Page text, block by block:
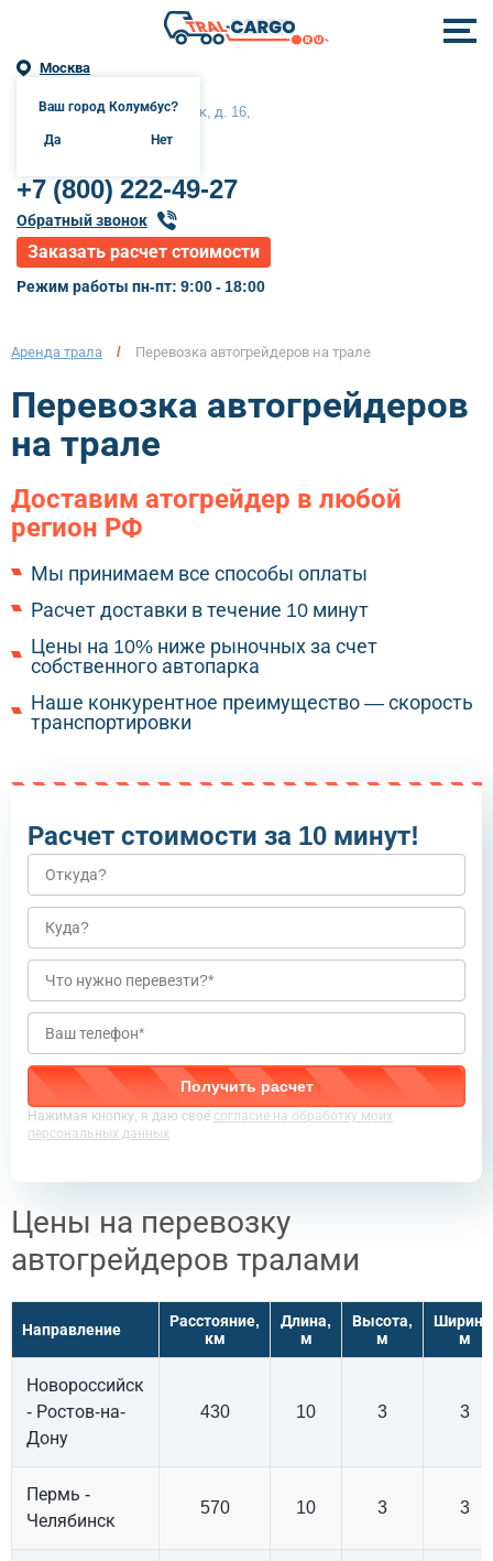
Москва
Ваш город Колумбус?
Да Нет
Москва, Сходненский тупик, д. 16,
+7 (800) 222-49-27
Обратный звонок
Заказать расчет стоимости
Режим работы пн-пт: 9:00 - 18:00
Аренда трала / Перевозка автогрейдеров на трале
Перевозка автогрейдеров
на трале
Доставим атогрейдер в любой
регион РФ
Мы принимаем все способы оплаты
Расчет доставки в течение 10 минут
Цены на 10% ниже рыночных за счет
собственного автопарка
Наше конкурентное преимущество — скорость
транспортировки
Расчет стоимости за 10 минут!
Нажимая кнопку, я даю своё согласие на обработку моих
персональных данных
Цены на перевозку
автогрейдеров тралами
Направление
Расстояние,
км
Длина,
м
Высота,
м
м
Новороссийск
- Ростов-на-
Дону
430 10 3 3
Пермь -
Челябинск
570 10 3 3